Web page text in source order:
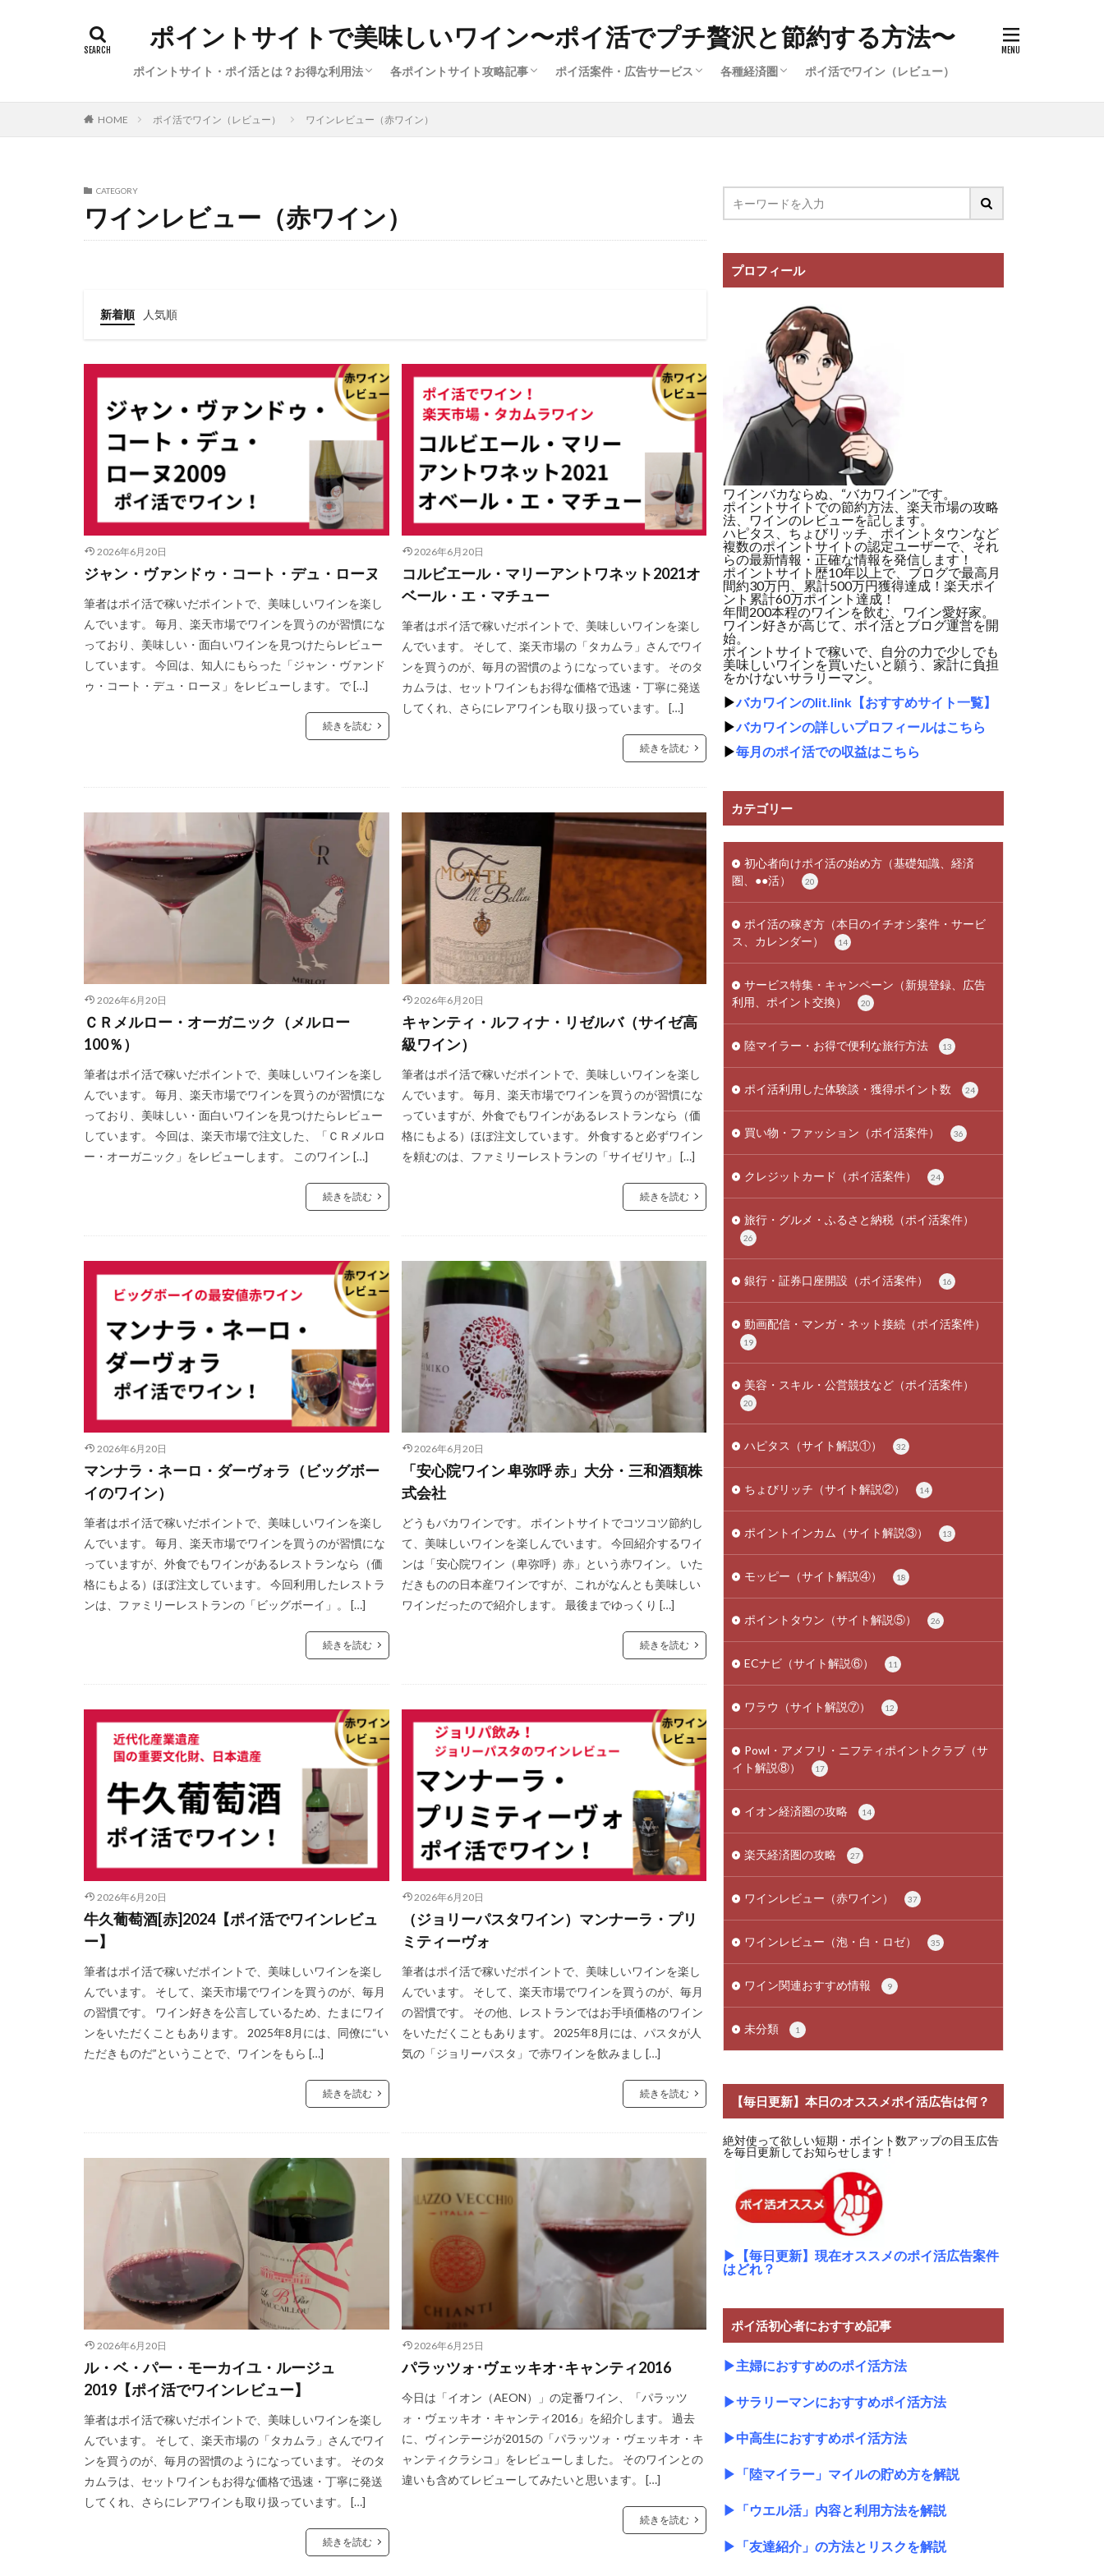
ポイントサイトで美味しいワイン〜ポイ活でプチ贅沢と節約する方法〜
ポイントサイト・ポイ活とは？お得な利用法
初心者向けポイ活の始め方（基礎知識、経済
ポイ活の稼ぎ方（本日のイチオシ案件・サー
サービス特集・キャンペーン（新規登録、広
陸マイラー・お得で便利な旅行方法
ポイ活利用した体験談・獲得ポイント数
各ポイントサイト攻略記事
ハピタス（サイト解説①）
ポイントインカム（サイト解説③）
ポイントタウン（サイト解説⑤）
ちょびリッチ（サイト解説②）
ECナビ（サイト解説⑥）
モッピー（サイト解説④）
ポイ活案件・広告サービス
クレジットカード（ポイ活案件）
買い物・ファッション（ポイ活案件）
旅行・グルメ・ふるさと納税（ポイ活案件）
動画配信・マンガ・ネット接続（ポイ活案
美容・スキル・公営競技など（ポイ活案件）
各種経済圏
イオン経済圏の攻略
楽天経済圏の攻略
ポイ活でワイン（レビュー）
HOME ポイ活でワイン（レビュー） ワインレビュー（赤ワイン）
CATEGORY
ワインレビュー（赤ワイン）
新着順 人気順
2026年6月20日
ジャン・ヴァンドゥ・コート・デュ・ローヌ
筆者はポイ活で稼いだポイントで、美味しいワインを楽し
んでいます。 毎月、楽天市場でワインを買うのが習慣にな
っており、美味しい・面白いワインを見つけたらレビュー
しています。 今回は、知人にもらった「ジャン・ヴァンド
ゥ・コート・デュ・ローヌ」をレビューします。 で […]
続きを読む
2026年6月20日
コルビエール・マリーアントワネット2021オ
ベール・エ・マチュー
筆者はポイ活で稼いだポイントで、美味しいワインを楽し
んでいます。 そして、楽天市場の「タカムラ」さんでワイ
ンを買うのが、毎月の習慣のようになっています。 そのタ
カムラは、セットワインもお得な価格で迅速・丁寧に発送
してくれ、さらにレアワインも取り扱っています。 […]
続きを読む
2026年6月20日
ＣＲメルロー・オーガニック（メルロー
100％）
筆者はポイ活で稼いだポイントで、美味しいワインを楽し
んでいます。 毎月、楽天市場でワインを買うのが習慣にな
っており、美味しい・面白いワインを見つけたらレビュー
しています。 今回は、楽天市場で注文した、「ＣＲメルロ
ー・オーガニック」をレビューします。 このワイン […]
続きを読む
2026年6月20日
キャンティ・ルフィナ・リゼルバ（サイゼ高
級ワイン）
筆者はポイ活で稼いだポイントで、美味しいワインを楽し
んでいます。 毎月、楽天市場でワインを買うのが習慣にな
っていますが、外食でもワインがあるレストランなら（価
格にもよる）ほぼ注文しています。 外食すると必ずワイン
を頼むのは、ファミリーレストランの「サイゼリヤ」 […]
続きを読む
2026年6月20日
マンナラ・ネーロ・ダーヴォラ（ビッグボー
イのワイン）
筆者はポイ活で稼いだポイントで、美味しいワインを楽し
んでいます。 毎月、楽天市場でワインを買うのが習慣にな
っていますが、外食でもワインがあるレストランなら（価
格にもよる）ほぼ注文しています。 今回利用したレストラ
ンは、ファミリーレストランの「ビッグボーイ」。 […]
続きを読む
2026年6月20日
「安心院ワイン 卑弥呼 赤」大分・三和酒類株
式会社
どうもバカワインです。 ポイントサイトでコツコツ節約し
て、美味しいワインを楽しんでいます。 今回紹介するワイ
ンは「安心院ワイン（卑弥呼）赤」という赤ワイン。 いた
だきものの日本産ワインですが、これがなんとも美味しい
ワインだったので紹介します。 最後までゆっくり […]
続きを読む
2026年6月20日
牛久葡萄酒[赤]2024【ポイ活でワインレビュ
ー】
筆者はポイ活で稼いだポイントで、美味しいワインを楽し
んでいます。 そして、楽天市場でワインを買うのが、毎月
の習慣です。 ワイン好きを公言しているため、たまにワイ
ンをいただくこともあります。 2025年8月には、同僚に“い
ただきものだ”ということで、ワインをもら […]
続きを読む
2026年6月20日
（ジョリーパスタワイン）マンナーラ・プリ
ミティーヴォ
筆者はポイ活で稼いだポイントで、美味しいワインを楽し
んでいます。 そして、楽天市場でワインを買うのが、毎月
の習慣です。 その他、レストランではお手頃価格のワイン
をいただくこともあります。 2025年8月には、パスタが人
気の「ジョリーパスタ」で赤ワインを飲みまし […]
続きを読む
2026年6月20日
ル・ベ・パー・モーカイユ・ルージュ
2019【ポイ活でワインレビュー】
筆者はポイ活で稼いだポイントで、美味しいワインを楽し
んでいます。 そして、楽天市場の「タカムラ」さんでワイ
ンを買うのが、毎月の習慣のようになっています。 そのタ
カムラは、セットワインもお得な価格で迅速・丁寧に発送
してくれ、さらにレアワインも取り扱っています。 […]
続きを読む
2026年6月25日
パラッツォ･ヴェッキオ･キャンティ2016
今日は「イオン（AEON）」の定番ワイン、「パラッツ
ォ・ヴェッキオ・キャンティ2016」を紹介します。 過去
に、ヴィンテージが2015の「パラッツォ・ヴェッキオ・キ
ャンティクラシコ」をレビューしました。 そのワインとの
違いも含めてレビューしてみたいと思います。 […]
続きを読む
プロフィール
ワインバカならぬ、“バカワイン”です。
ポイントサイトでの節約方法、楽天市場の攻略
法、ワインのレビューを記します。
ハピタス、ちょびリッチ、ポイントタウンなど
複数のポイントサイトの認定ユーザーで、それ
らの最新情報・正確な情報を発信します！
ポイントサイト歴10年以上で、ブログで最高月
間約30万円、累計500万円獲得達成！楽天ポイ
ント累計60万ポイント達成！
年間200本程のワインを飲む、ワイン愛好家。
ワイン好きが高じて、ポイ活とブログ運営を開
始。
ポイントサイトで稼いで、自分の力で少しでも
美味しいワインを買いたいと願う、家計に負担
をかけないサラリーマン。
▶バカワインのlit.link【おすすめサイト一覧】
▶バカワインの詳しいプロフィールはこちら
▶毎月のポイ活での収益はこちら
カテゴリー
初心者向けポイ活の始め方（基礎知識、経済
圏、●●活）
20
ポイ活の稼ぎ方（本日のイチオシ案件・サービ
ス、カレンダー）
14
サービス特集・キャンペーン（新規登録、広告
利用、ポイント交換）
20
陸マイラー・お得で便利な旅行方法 13
ポイ活利用した体験談・獲得ポイント数 24
買い物・ファッション（ポイ活案件） 36
クレジットカード（ポイ活案件） 24
旅行・グルメ・ふるさと納税（ポイ活案件）
26
銀行・証券口座開設（ポイ活案件） 16
動画配信・マンガ・ネット接続（ポイ活案件）
19
美容・スキル・公営競技など（ポイ活案件）
20
ハピタス（サイト解説①） 32
ちょびリッチ（サイト解説②） 14
ポイントインカム（サイト解説③） 13
モッピー（サイト解説④） 18
ポイントタウン（サイト解説⑤） 26
ECナビ（サイト解説⑥） 11
ワラウ（サイト解説⑦） 12
Powl・アメフリ・ニフティポイントクラブ（サ
イト解説⑧）
17
イオン経済圏の攻略 14
楽天経済圏の攻略 27
ワインレビュー（赤ワイン） 37
ワインレビュー（泡・白・ロゼ） 35
ワイン関連おすすめ情報 9
未分類 1
【毎日更新】本日のオススメポイ活広告は何？
絶対使って欲しい短期・ポイント数アップの目玉広告
を毎日更新してお知らせします！
▶
【毎日更新】現在オススメのポイ活広告案件
はどれ？
ポイ活初心者におすすめ記事
▶主婦におすすめのポイ活方法
▶サラリーマンにおすすめポイ活方法
▶中高生におすすめポイ活方法
▶ 「陸マイラー」マイルの貯め方を解説
▶ 「ウエル活」内容と利用方法を解説
▶ 「友達紹介」の方法とリスクを解説